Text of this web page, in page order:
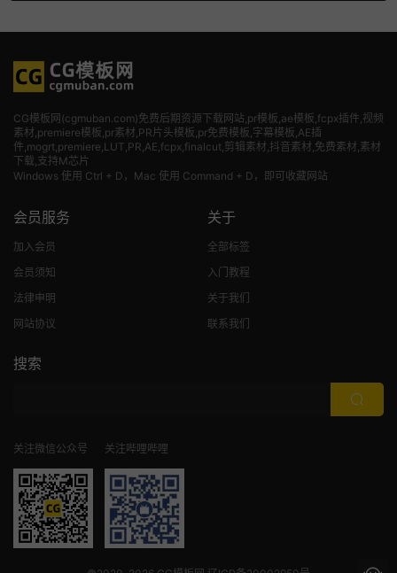
CG模板网(cgmuban.com)免费后期资源下载网站,pr模板,ae模板,fcpx插件,视频
素材 ,premiere模板,pr素材,PR片头模板,pr免费模板,字幕模板,AE插
件,mogrt,premiere,LUT,PR,AE,fcpx,finalcut,剪辑素材,抖音素材,免费素材,素材
下载,支持M芯片
Windows 使用 Ctrl + D，Mac 使用 Command + D，即可收藏网站
会员服务
加入会员
会员须知
法律申明
网站协议
关于
全部标签
入门教程
关于我们
联系我们
搜索
关注微信公众号 关注哔哩哔哩